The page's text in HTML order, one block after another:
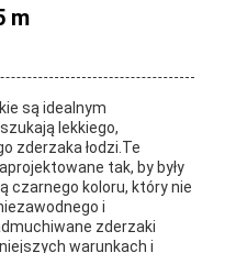
m
są idealnym
lekkiego,
zderzaka łodzi.Te
tak, by były
czarnego koloru, który nie
i
zderzaki
warunkach i